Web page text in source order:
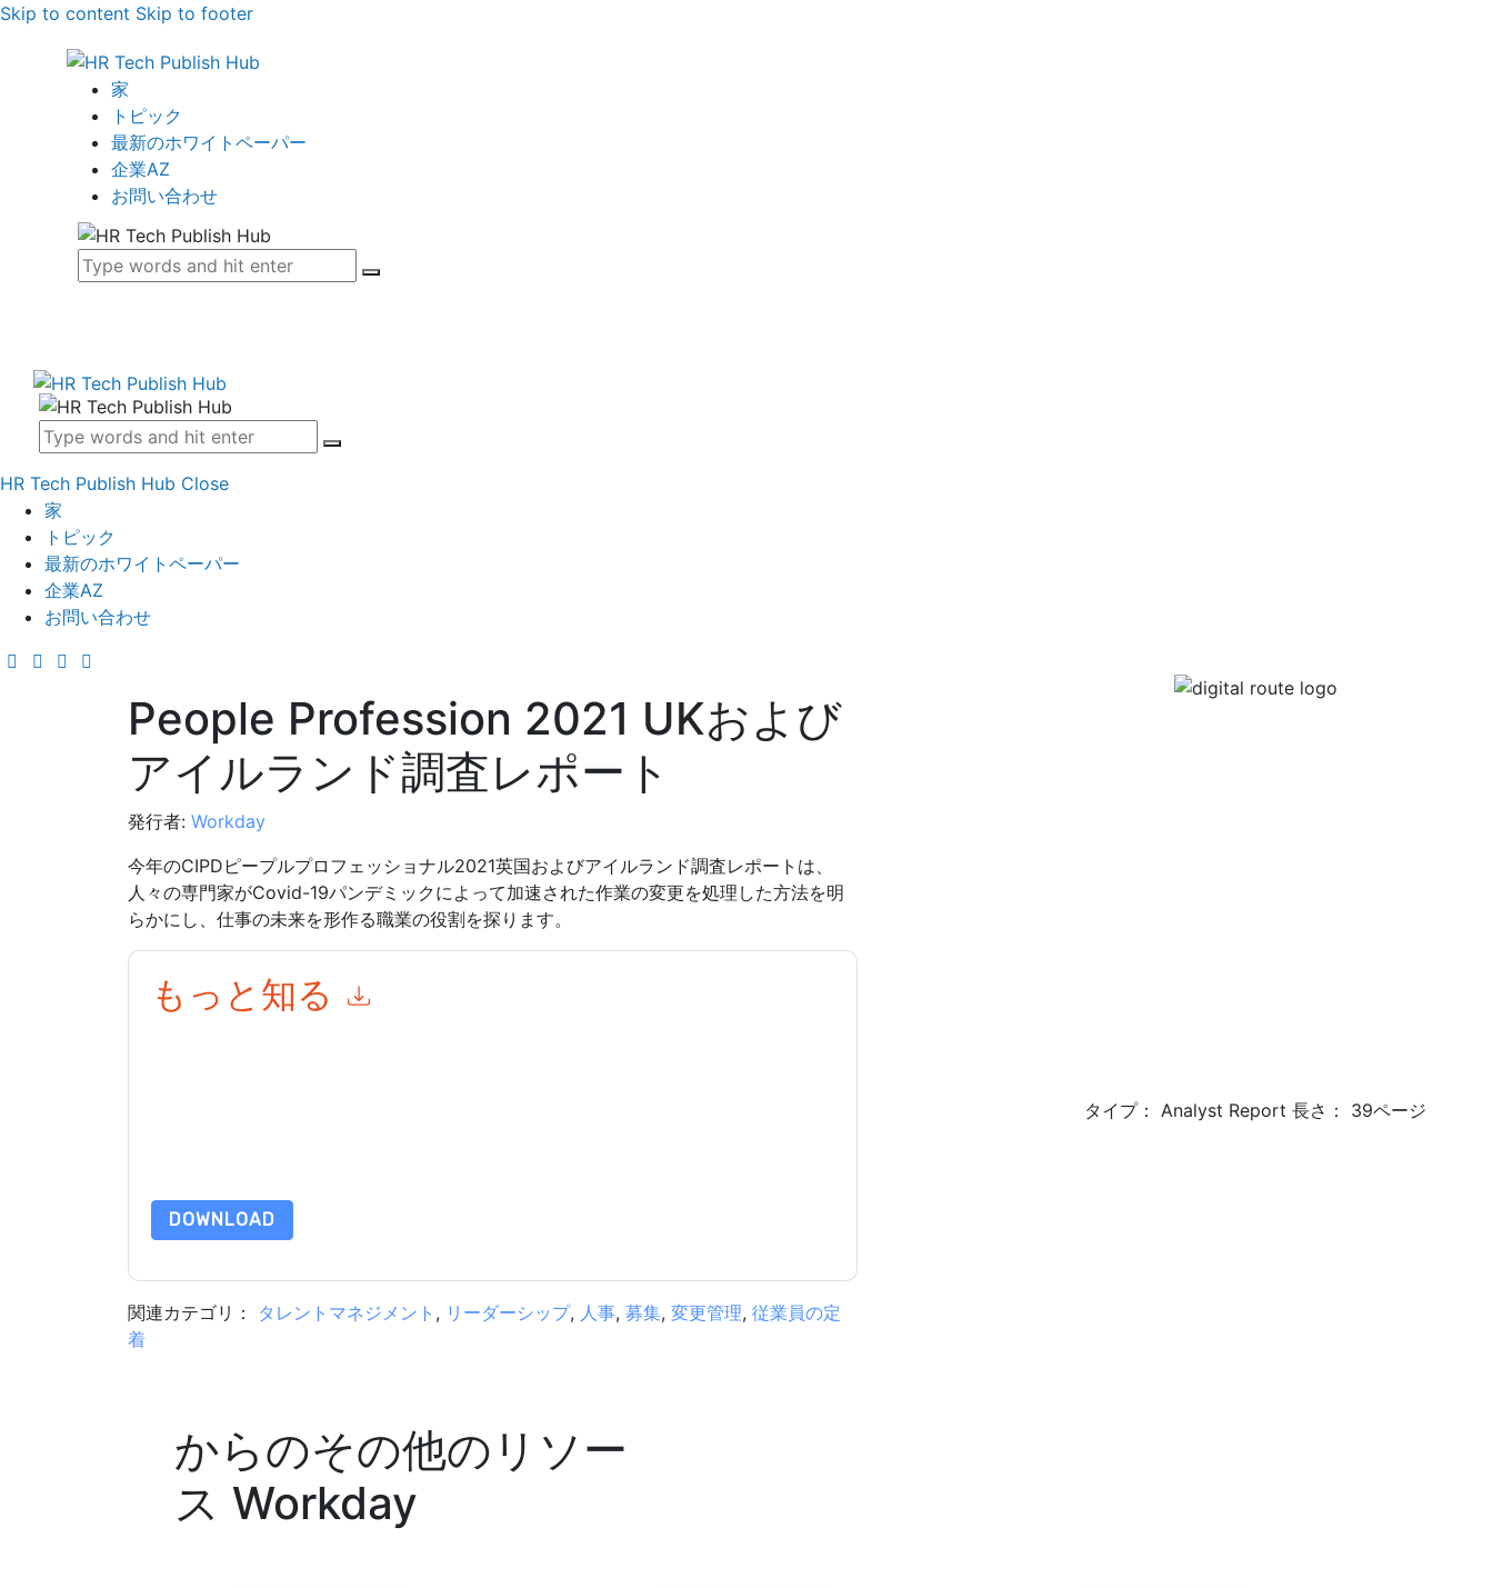
Skip to content Skip to footer
家
トピック
最新のホワイトペーパー
企業AZ
お問い合わせ
HR Tech Publish Hub Close
家
トピック
最新のホワイトペーパー
企業AZ
お問い合わせ
People Profession 2021 UKおよび
アイルランド調査レポート
発行者: Workday
今年のCIPDピープルプロフェッショナル2021英国およびアイルランド調査レポートは、
人々の専門家がCovid-19パンデミックによって加速された作業の変更を処理した方法を明
らかにし、仕事の未来を形作る職業の役割を探ります。
もっと知る
DOWNLOAD
関連カテゴリ： タレントマネジメント , リーダーシップ, 人事, 募集, 変更管理, 従業員の定
着
タイプ： Analyst Report 長さ： 39ページ
からのその他のリソー
ス Workday